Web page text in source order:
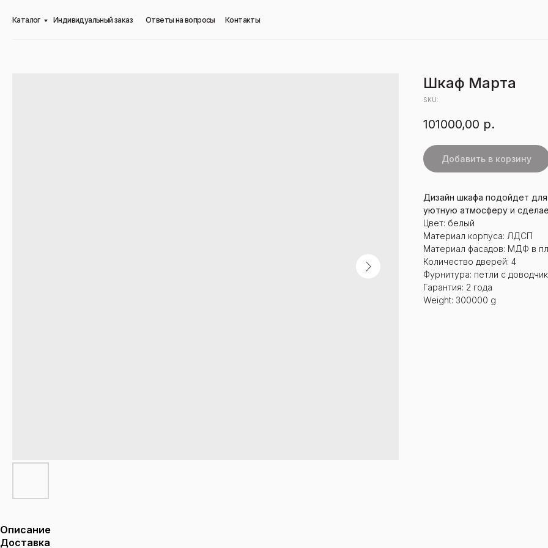
Каталог Ответы на вопросы
Индивидуальный заказ Контакты
Шкаф Марта
SKU:
101000,00 р.
Добавить в корзину
Дизайн шкафа подойдет
уютную атмосферу и
Цвет: белый
Материал корпуса: ЛДСП
Материал фасадов: МДФ в
Количество дверей: 4
Фурнитура: петли с
Гарантия: 2 года
Weight: 300000 g
Описание
Доставка